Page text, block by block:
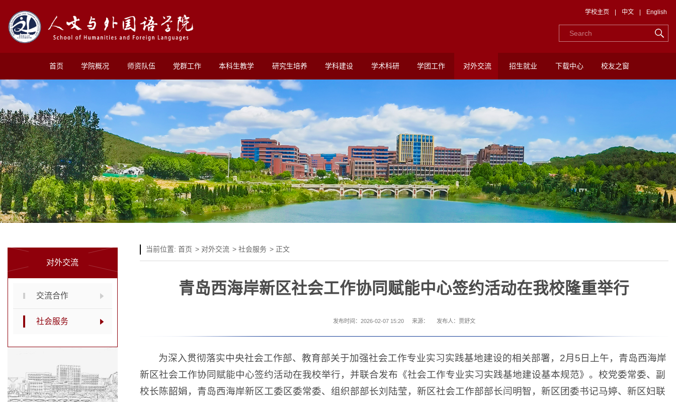
学校主页 | 中文 | English
首页 学院概况 师资队伍 党群工作 本科生教学 研究生培养 学科建设 学术科研 学团工作 对外交流 招生就业 下载中心 校友之窗
对外交流
交流合作
社会服务
当前位置: 首页 > 对外交流 > 社会服务 > 正文
青岛西海岸新区社会工作协同赋能中心签约活动在我校隆重举行
发布时间：2026-02-07 15:20 来源： 发布人：贾舒文
为深入贯彻落实中央社会工作部、教育部关于加强社会工作专业实习实践基地建设的相关部署，2月5日上午，青岛西海岸
新区社会工作协同赋能中心签约活动在我校举行，并联合发布《社会工作专业实习实践基地建设基本规范》。校党委常委、副
校长陈韶娟，青岛西海岸新区工委区委常委、组织部部长刘陆莹，新区社会工作部部长闫明智，新区团委书记马婷、新区妇联